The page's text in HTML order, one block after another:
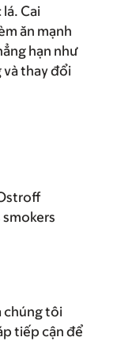
Cai
ăn mạnh
hạn như
thay đổi
chúng tôi
tiếp cận để